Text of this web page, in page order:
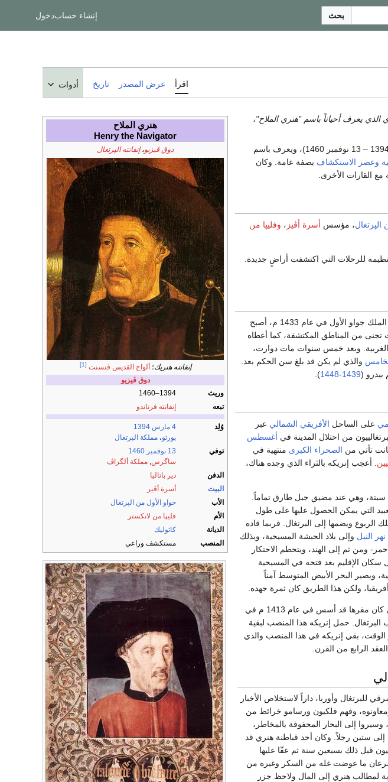
بحث إنشاء حسابدخول
اقرأ عرض المصدر تاريخ أدوات
هنري الملاح
Henry the Navigator
دوق ڤيزيو،إنفانته الپرتغال
إنفانته هنريك؛ألواح القديس ڤنسنت [1]
دوق ڤيزيو
وريث
1394–1460
تبعه
إنفانته فرناندو
وُلِد 4 مارس
1394
پورتو، مملكة الپرتغال
توفي
13 نوفمبر
1460
ساگرس, مملكة ألگراڤ
الدفن
دير باتاليا
البيت
أسرة أڤيز
الأب
خواو الأول من الپرتغال
الأم
فليپا من لانكستر
الديانة
كاثوليك
المنصب
مستكشف وراعي
الذي يعرف أحياناً باسم "هنري الملاح"،
وعصر الاستكشاف بصفة عامة. وكان
مع القارات الأخرى.
الپرتغال، مؤسس أسرة أڤيز ، وفليپا من
للرحلات التي اكتشفت أراضٍ جديدة.
بالإضافة، فقد كان هنالك مصادر تمويل أخرى لإنريكه. فبعد موت الملك جواو الأول في عام 1433 م، أصبح
تجنى من المناطق المكتشفة، كما أعطاه
وبعد خمس سنوات مات دوارت،
والذي لم يكن قد بلغ سن الحكم بعد.
بيدرو (1439
-
1448
).
على الساحل الأفريقي الشمالي عبر
من احتلال المدينة في أغسطس
تأتي من الصحراء الكبرى منتهية في
. أعجب إنريكه بالثراء الذي وجده هناك،
سبتة، وهي عند مضيق جبل طارق تماماً.
التي يمكن الحصول عليها على طول
ويضمها إلى البرتغال. فربما قاده
نهر النيل وإلى بلاد الحبشة المسيحية، وبذلك
ومن ثم إلى الهند، ويتحطم الاحتكار
سكان الإقليم بعد فتحه في المسيحية
ويصير البحر الأبيض المتوسط آمناً
ولكن هذا الطريق كان ثمرة جهده.
مقرها قد أسس في عام 1413 م في
حمل إنريكه هذا المنصب لبقية
بقي إنريكه في هذا المنصب والذي
الرابع من القرن.
الشرقي للبرتغال وأوربا، داراً لاستخلاص الأخبار
وفهم فلكيون ورسامو خرائط من
إلى البحار المحفوفة بالمخاطر،
إلى ستين رجلاً. وكان أحد قباطنة هنري قد
الجنوبيون قبل ذلك بسبعين سنة ثم عفّا عليها
وسرعان ما عوضت غله من السكر وغيره من
لمطالب هنري إلى المال ولاحظ جزر